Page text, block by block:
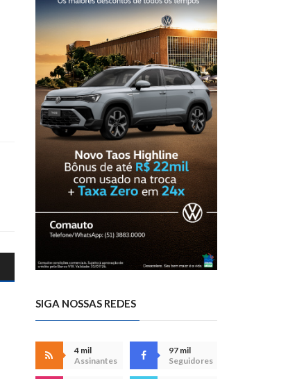
SIGA NOSSAS REDES
4 mil
Assinantes
97 mil
Seguidores